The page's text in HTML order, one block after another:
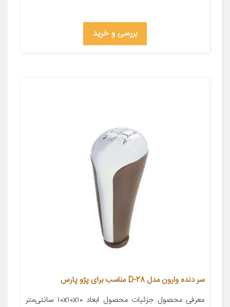
بررسی و خرید
سر دنده وارون مدل D-28 مناسب برای پژو پارس
معرفی محصول جزئیات محصول ابعاد ۱۰x۱۰x۱۰ سانتی‌متر